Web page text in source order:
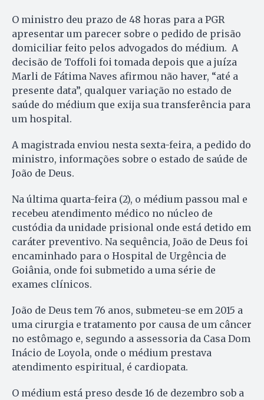
O ministro deu prazo de 48 horas para a PGR
apresentar um parecer sobre o pedido de prisão
domiciliar feito pelos advogados do médium. A
decisão de Toffoli foi tomada depois que a juíza
Marli de Fátima Naves afirmou não haver, “até a
presente data”, qualquer variação no estado de
saúde do médium que exija sua transferência para
um hospital.
A magistrada enviou nesta sexta-feira, a pedido do
ministro, informações sobre o estado de saúde de
João de Deus.
Na última quarta-feira (2), o médium passou mal e
recebeu atendimento médico no núcleo de
custódia da unidade prisional onde está detido em
caráter preventivo. Na sequência, João de Deus foi
encaminhado para o Hospital de Urgência de
Goiânia, onde foi submetido a uma série de
exames clínicos.
João de Deus tem 76 anos, submeteu-se em 2015 a
uma cirurgia e tratamento por causa de um câncer
no estômago e, segundo a assessoria da Casa Dom
Inácio de Loyola, onde o médium prestava
atendimento espiritual, é cardiopata.
O médium está preso desde 16 de dezembro sob a